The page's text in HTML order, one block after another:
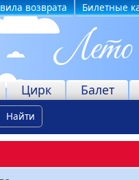
возврата Билетные
Цирк Балет
Найти